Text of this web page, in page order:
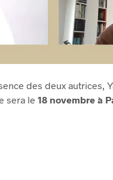
des deux autrices,
sera le 18 novembre à